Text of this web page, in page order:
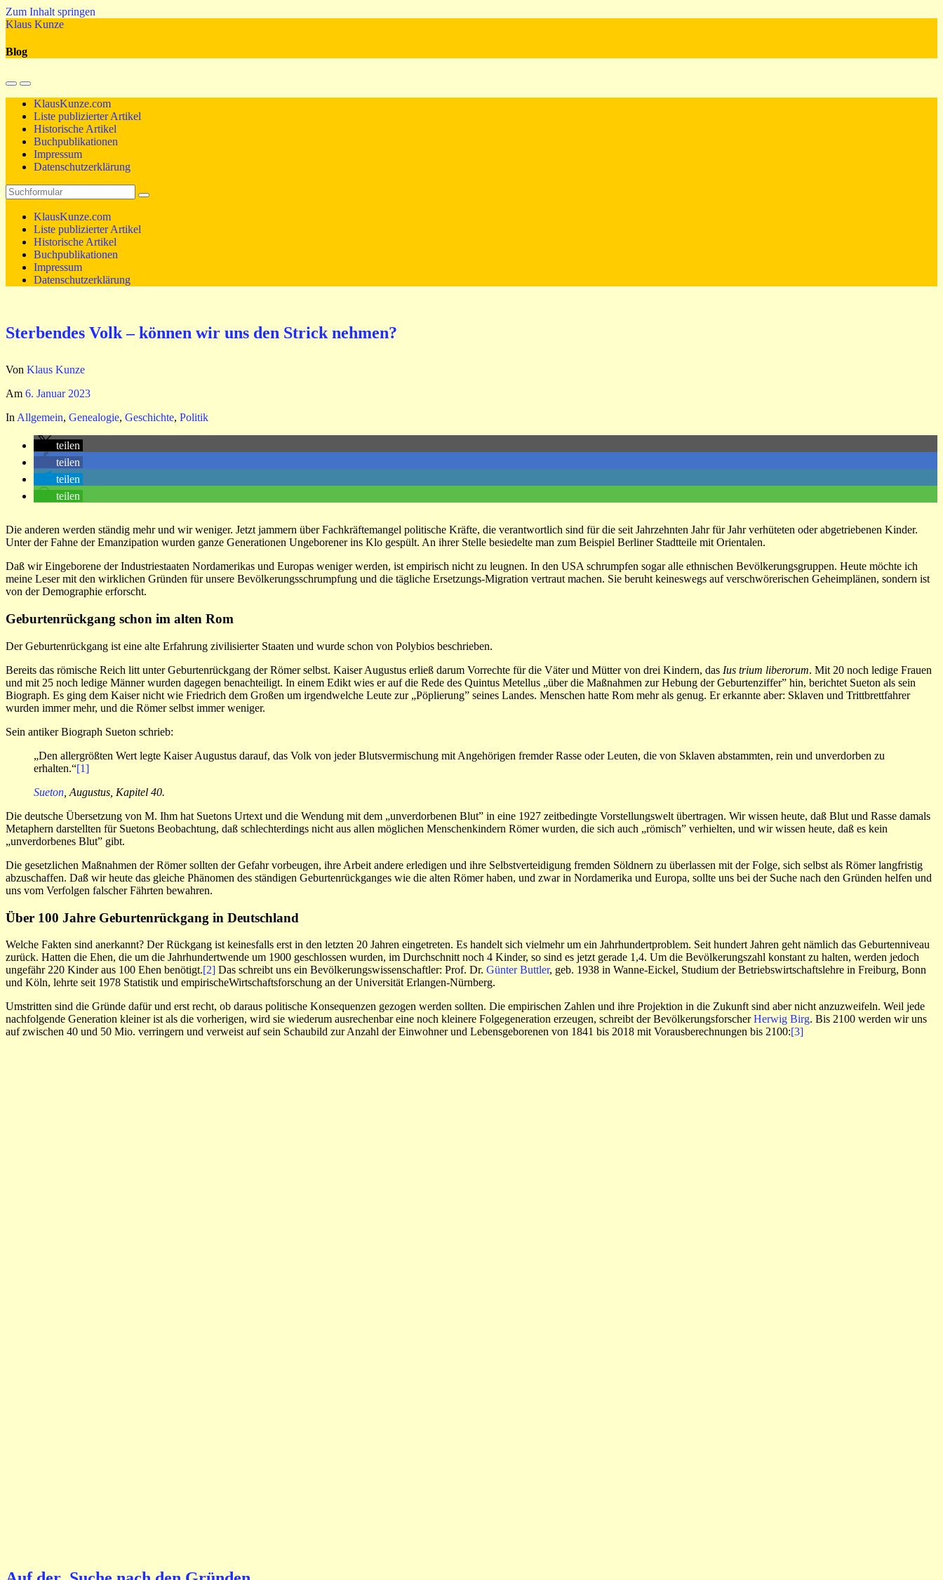
Zum Inhalt springen
Klaus Kunze
Blog
Mobil-
Menü
umschalten
Suchfeld
umschalten
KlausKunze.com
Liste publizierter Artikel
Historische Artikel
Buchpublikationen
Impressum
Datenschutzerklärung
Suchen
KlausKunze.com
Liste publizierter Artikel
Historische Artikel
Buchpublikationen
Impressum
Datenschutzerklärung
Sterbendes Volk – können wir uns den Strick nehmen?
Von Klaus Kunze
Am 6. Januar 2023
InAllgemein, Genealogie, Geschichte, Politik
teilen
teilen
teilen
teilen
Die anderen werden ständig mehr und wir weniger. Jetzt jammern über Fachkräftemangel politische Kräfte, die verantwortlich sind für die seit Jahrzehnten Jahr für Jahr verhüteten oder abgetriebenen Kinder.
Unter der Fahne der Emanzipation wurden ganze Generationen Ungeborener ins Klo gespült. An ihrer Stelle besiedelte man zum Beispiel Berliner Stadtteile mit Orientalen.
Daß wir Eingeborene der Industriestaaten Nordamerikas und Europas weniger werden, ist empirisch nicht zu leugnen. In den USA schrumpfen sogar alle ethnischen Bevölkerungsgruppen. Heute möchte ich
meine Leser mit den wirklichen Gründen für unsere Bevölkerungsschrumpfung und die tägliche Ersetzungs-Migration vertraut machen. Sie beruht keineswegs auf verschwörerischen Geheimplänen, sondern ist
von der Demographie erforscht.
Geburtenrückgang schon im alten Rom
Der Geburtenrückgang ist eine alte Erfahrung zivilisierter Staaten und wurde schon von Polybios beschrieben.
Bereits das römische Reich litt unter Geburtenrückgang der Römer selbst. Kaiser Augustus erließ darum Vorrechte für die Väter und Mütter von drei Kindern, das Ius trium liberorum. Mit 20 noch ledige Frauen
und mit 25 noch ledige Männer wurden dagegen benachteiligt. In einem Edikt wies er auf die Rede des Quintus Metellus „über die Maßnahmen zur Hebung der Geburtenziffer” hin, berichtet Sueton als sein
Biograph. Es ging dem Kaiser nicht wie Friedrich dem Großen um irgendwelche Leute zur „Pöplierung” seines Landes. Menschen hatte Rom mehr als genug. Er erkannte aber: Sklaven und Trittbrettfahrer
wurden immer mehr, und die Römer selbst immer weniger.
Sein antiker Biograph Sueton schrieb:
„Den allergrößten Wert legte Kaiser Augustus darauf, das Volk von jeder Blutsvermischung mit Angehörigen fremder Rasse oder Leuten, die von Sklaven abstammten, rein und unverdorben zu
erhalten.“[1]
Sueton , Augustus, Kapitel 40.
Die deutsche Übersetzung von M. Ihm hat Suetons Urtext und die Wendung mit dem „unverdorbenen Blut” in eine 1927 zeitbedingte Vorstellungswelt übertragen. Wir wissen heute, daß Blut und Rasse damals
Metaphern darstellten für Suetons Beobachtung, daß schlechterdings nicht aus allen möglichen Menschenkindern Römer wurden, die sich auch „römisch” verhielten, und wir wissen heute, daß es kein
„unverdorbenes Blut” gibt.
Die gesetzlichen Maßnahmen der Römer sollten der Gefahr vorbeugen, ihre Arbeit andere erledigen und ihre Selbstverteidigung fremden Söldnern zu überlassen mit der Folge, sich selbst als Römer langfristig
abzuschaffen. Daß wir heute das gleiche Phänomen des ständigen Geburtenrückganges wie die alten Römer haben, und zwar in Nordamerika und Europa, sollte uns bei der Suche nach den Gründen helfen und
uns vom Verfolgen falscher Fährten bewahren.
Über 100 Jahre Geburtenrückgang in Deutschland
Welche Fakten sind anerkannt? Der Rückgang ist keinesfalls erst in den letzten 20 Jahren eingetreten. Es handelt sich vielmehr um ein Jahrhundertproblem. Seit hundert Jahren geht nämlich das Geburtenniveau
zurück. Hatten die Ehen, die um die Jahrhundertwende um 1900 geschlossen wurden, im Durchschnitt noch 4 Kinder, so sind es jetzt gerade 1,4. Um die Bevölkerungszahl konstant zu halten, werden jedoch
ungefähr 220 Kinder aus 100 Ehen benötigt.[2] Das schreibt uns ein Bevölkerungswissenschaftler: Prof. Dr. Günter Buttler, geb. 1938 in Wanne-Eickel, Studium der Betriebswirtschaftslehre in Freiburg, Bonn
und Köln, lehrte seit 1978 Statistik und empirischeWirtschaftsforschung an der Universität Erlangen-Nürnberg.
Umstritten sind die Gründe dafür und erst recht, ob daraus politische Konsequenzen gezogen werden sollten. Die empirischen Zahlen und ihre Projektion in die Zukunft sind aber nicht anzuzweifeln. Weil jede
nachfolgende Generation kleiner ist als die vorherigen, wird sie wiederum ausrechenbar eine noch kleinere Folgegeneration erzeugen, schreibt der BevölkerungsforscherHerwig Birg. Bis 2100 werden wir uns
auf zwischen 40 und 50 Mio. verringern und verweist auf sein Schaubild zur Anzahl der Einwohner und Lebensgeborenen von 1841 bis 2018 mit Vorausberechnungen bis 2100:[3]